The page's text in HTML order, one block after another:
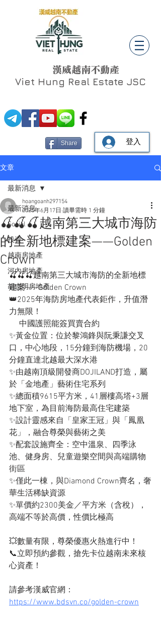
漢威越南不動產
Viet Hung Real Estate JSC
Share 登入
文章
最新消息
Social
投資
越南房地產
河內房地產
胡志明房地產
最新消息
🍒🍒🍒越南第三大城市海防
的全新地標建案——Golden
Crown
hoangoanh297154
2025年6月17日 讀畢需時 1 分鐘
🍒🍒🍒越南第三大城市海防的全新地標
建案——Golden Crown
👑2025年海防房地產代表鉅作，升值潛
力無限！
     中國護照能簽買賣合約
✨黃金位置：位於黎鴻鋒與阮秉謙交叉
口，中心地段，15分鐘到海防機場，20
分鐘直達北越最大深水港
✨由越南頂級開發商DOJILAND打造，屬
於「金地產」藝術住宅系列
✨總面積9615平方米，41層樓高塔+3層
地下室，為目前海防最高住宅建築
✨設計靈感來自「皇家王冠」與「鳳凰
花」，融合尊榮與藝術之美
✨配套設施齊全：空中溫泉、四季泳
池、健身房、兒童遊樂空間與高端購物
街區
✨僅此一棟，與Diamond Crown齊名，奢
華生活稀缺資源
✨單價約2300美金／平方米（含稅），
高端不等於高價，性價比極高
💥數量有限，尊榮優惠火熱進行中！
📞立即預約參觀，搶先卡位越南未來核
心資產！
請參考漢威官網：
https://www.bdsvn.co/golden-crown